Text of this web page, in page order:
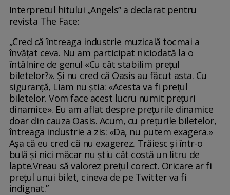
Interpretul hitului „Angels” a declarat pentru
revista The Face:
„Cred că întreaga industrie muzicală tocmai a
învățat ceva. Nu am participat niciodată la o
întâlnire de genul «Cu cât stabilim prețul
biletelor?». Și nu cred că Oasis au făcut asta. Cu
siguranță, Liam nu știa: «Acesta va fi prețul
biletelor. Vom face acest lucru numit prețuri
dinamice». Eu am aflat despre prețurile dinamice
doar din cauza Oasis. Acum, cu prețurile biletelor,
întreaga industrie a zis: «Da, nu putem exagera.»
Așa că eu cred că nu exagerez. Trăiesc și într-o
bulă și nici măcar nu știu cât costă un litru de
lapte.Vreau să valorez prețul corect. Oricare ar fi
prețul unui bilet, cineva de pe Twitter va fi
indignat.”